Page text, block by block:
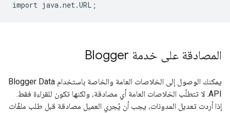
المصادقة على خدمة Blogger
يمكنك الوصول إلى الخلاصات العامة والخاصة باستخدام Blogger Data
API. لا تتطلّب الخلاصات العامة أي مصادقة، ولكنها تكون للقراءة فقط.
إذا أردت تعديل المدونات، يجب أن يُجري العميل مصادقة قبل طلب ملفّات